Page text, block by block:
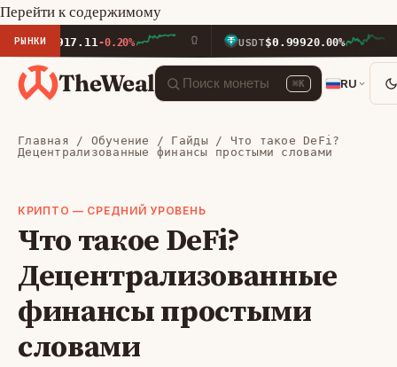
Перейти к содержимому
РЫНКИ -0.20% USDT$0.99920.00%
TheWeal ⌘K RU
Главная / Обучение / Гайды/ Что такое DeFi?
Децентрализованные финансы простыми словами
КРИПТО — СРЕДНИЙ УРОВЕНЬ
Что такое DeFi?
Децентрализованные
финансы простыми
словами